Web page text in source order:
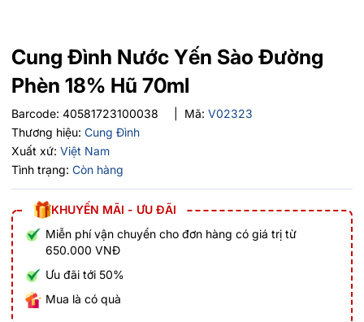
Cung Đình Nước Yến Sào Đường
Phèn 18% Hũ 70ml
Barcode: 40581723100038 Mã: V02323
Thương hiệu: Cung Đình
Xuất xứ: Việt Nam
Tình trạng: Còn hàng
KHUYẾN MÃI - ƯU ĐÃI
Miễn phí vận chuyển cho đơn hàng có giá trị từ
650.000 VNĐ
Ưu đãi tới 50%
Mua là có quà